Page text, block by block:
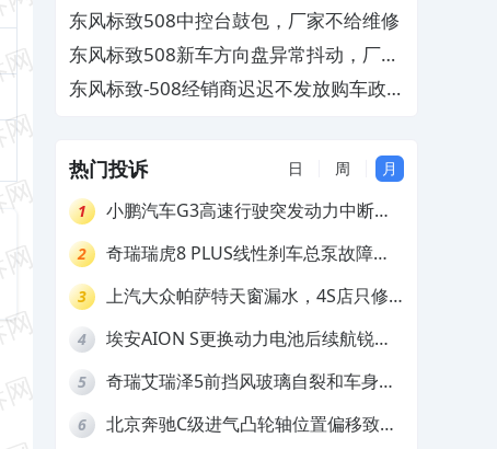
出现自动熄火的情况，造成行车中存在严
重的安全隐患
东风标致508中控台鼓包，厂家不给维修
东风标致508新车方向盘异常抖动，厂家
却拖延不予解决
东风标致-508经销商迟迟不发放购车政
热门投诉 日 周 月
1
小鹏汽车G3高速行驶突发动力中断，
2
奇瑞瑞虎8 PLUS线性刹车总泵故障，
3
上汽大众帕萨特天窗漏水，4S店只修
4
埃安AION S更换动力电池后续航锐
5
奇瑞艾瑞泽5前挡风玻璃自裂和车身多
6
北京奔驰C级进气凸轮轴位置偏移致发